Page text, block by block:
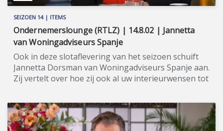
SEIZOEN 14 | ITEMS
Ondernemerslounge (RTLZ) | 14.8.02 | Jannetta
van Woningadviseurs Spanje
Ook in deze slotaflevering van het seizoen schuift
Jannetta Dorsman van Woningadviseurs Spanje aan.
Zij vertelt over hoe zij ook al uw interieurwensen tot
jaar ervaring als (o.a.) NVM-makelaar in Nederland,
kochten Jannetta Dorsman en haar man René
Hoksbergen aan het begin van dit decennium hun